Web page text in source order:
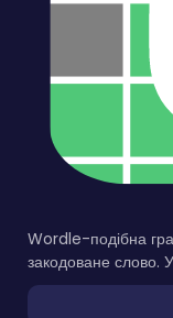
Wordle-подібна
закодоване слово.